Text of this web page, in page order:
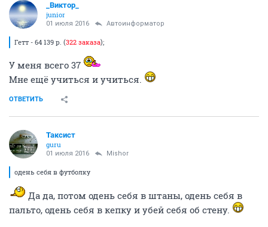
_Виктор_
juniоr
01 июля 2016 Автоинформатор
Гетт - 64 139 р. (322 заказа);
У меня всего 37
Мне ещё учиться и учиться.
ОТВЕТИТЬ
Таксист
guru
01 июля 2016 Mishor
одень себя в футболку
Да да, потом одень себя в штаны, одень себя в
пальто, одень себя в кепку и убей себя об стену.